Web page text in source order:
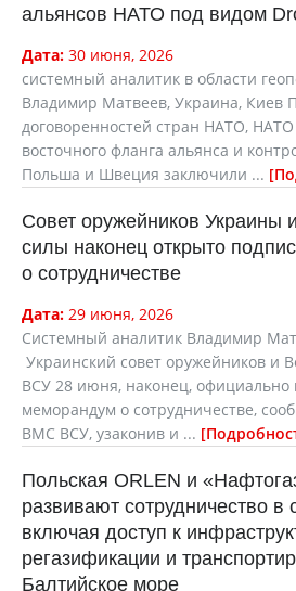
альянсов НАТО под видом
Дата: 30 июня, 2026
системный аналитик в области
Владимир Матвеев, Украина, Киев
договоренностей стран НАТО,
восточного фланга альянса и
Польша и Швеция заключили ...
Совет оружейников Украины
силы наконец открыто
о сотрудничестве
Дата: 29 июня, 2026
Системный аналитик Владимир
Украинский совет оружейников и
ВСУ 28 июня, наконец, официально
меморандум о сотрудничестве,
ВМС ВСУ, узаконив и ...
Польская ORLEN и
развивают сотрудничество в
включая доступ к
регазификации и
Балтийское море